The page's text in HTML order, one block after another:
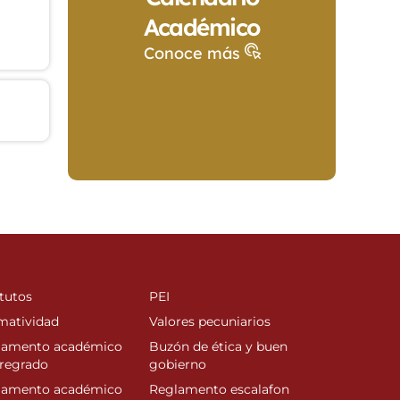
Académico
Conoce más
académico
académico
PEI
Valores pecuniarios
Buzón de ética y buen
gobierno
Reglamento escalafon